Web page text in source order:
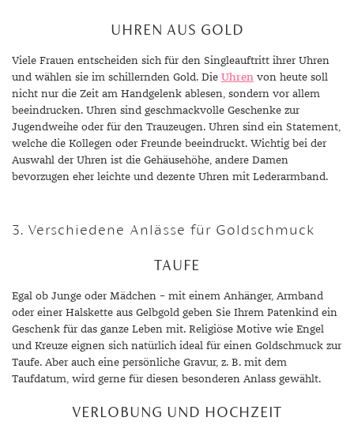
UHREN AUS GOLD
Viele Frauen entscheiden sich für den Singleauftritt ihrer Uhren
und wählen sie im schillernden Gold. Die Uhren von heute soll
nicht nur die Zeit am Handgelenk ablesen, sondern vor allem
beeindrucken. Uhren sind geschmackvolle Geschenke zur
Jugendweihe oder für den Trauzeugen. Uhren sind ein Statement,
welche die Kollegen oder Freunde beeindruckt. Wichtig bei der
Auswahl der Uhren ist die Gehäusehöhe, andere Damen
bevorzugen eher leichte und dezente Uhren mit Lederarmband.
3. Verschiedene Anlässe für Goldschmuck
TAUFE
Egal ob Junge oder Mädchen – mit einem Anhänger, Armband
oder einer Halskette aus Gelbgold geben Sie Ihrem Patenkind ein
Geschenk für das ganze Leben mit. Religiöse Motive wie Engel
und Kreuze eignen sich natürlich ideal für einen Goldschmuck zur
Taufe. Aber auch eine persönliche Gravur, z. B. mit dem
Taufdatum, wird gerne für diesen besonderen Anlass gewählt.
VERLOBUNG UND HOCHZEIT